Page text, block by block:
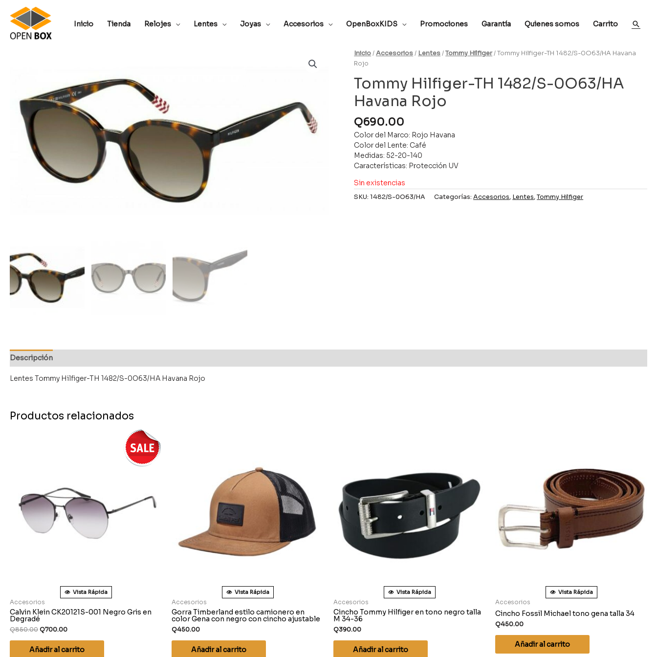
Inicio Tienda Relojes Lentes Joyas Accesorios OpenBoxKIDS Promociones Garantía Quienes somos Carrito
Inicio/Accesorios/ Lentes/Tommy Hilfiger/ Tommy Hilfiger-TH 1482/S-0O63/HA Havana
Rojo
Tommy Hilfiger-TH 1482/S-0O63/HA
Havana Rojo
Q690.00
Color del Marco: Rojo Havana
Color del Lente: Café
Medidas: 52-20-140
Características: Protección UV
Sin existencias
SKU:1482/S-0O63/HA Categorías:Accesorios, Lentes,Tommy Hilfiger
Descripción
Lentes Tommy Hilfiger-TH 1482/S-0O63/HA Havana Rojo
Productos relacionados
Vista Rápida
Accesorios
Calvin Klein CK20121S-001 Negro Gris en
Degradé
Q850.00Q700.00
Añadir al carrito
Vista Rápida
Accesorios
Gorra Timberland estilo camionero en
color Gena con negro con cincho ajustable
Q450.00
Añadir al carrito
Vista Rápida
Accesorios
Cincho Tommy Hilfiger en tono negro talla
M 34-36
Q390.00
Añadir al carrito
Vista Rápida
Accesorios
Cincho Fossil Michael tono gena talla 34
Q450.00
Añadir al carrito